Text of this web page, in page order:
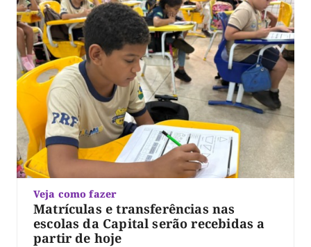
Veja como fazer
Matrículas e transferências nas
escolas da Capital serão recebidas a
partir de hoje